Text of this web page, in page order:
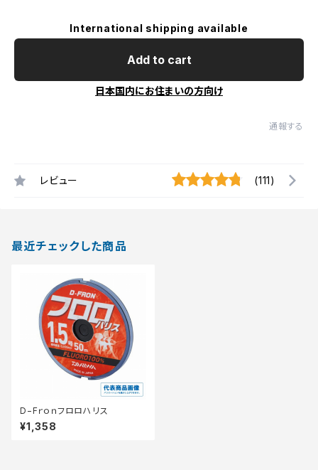
International shipping available
Add to cart
日本国内にお住まいの方向け
通報する
レビュー (111)
最近チェックした商品
D−Fｒｏｎフロロハリス
¥1,358